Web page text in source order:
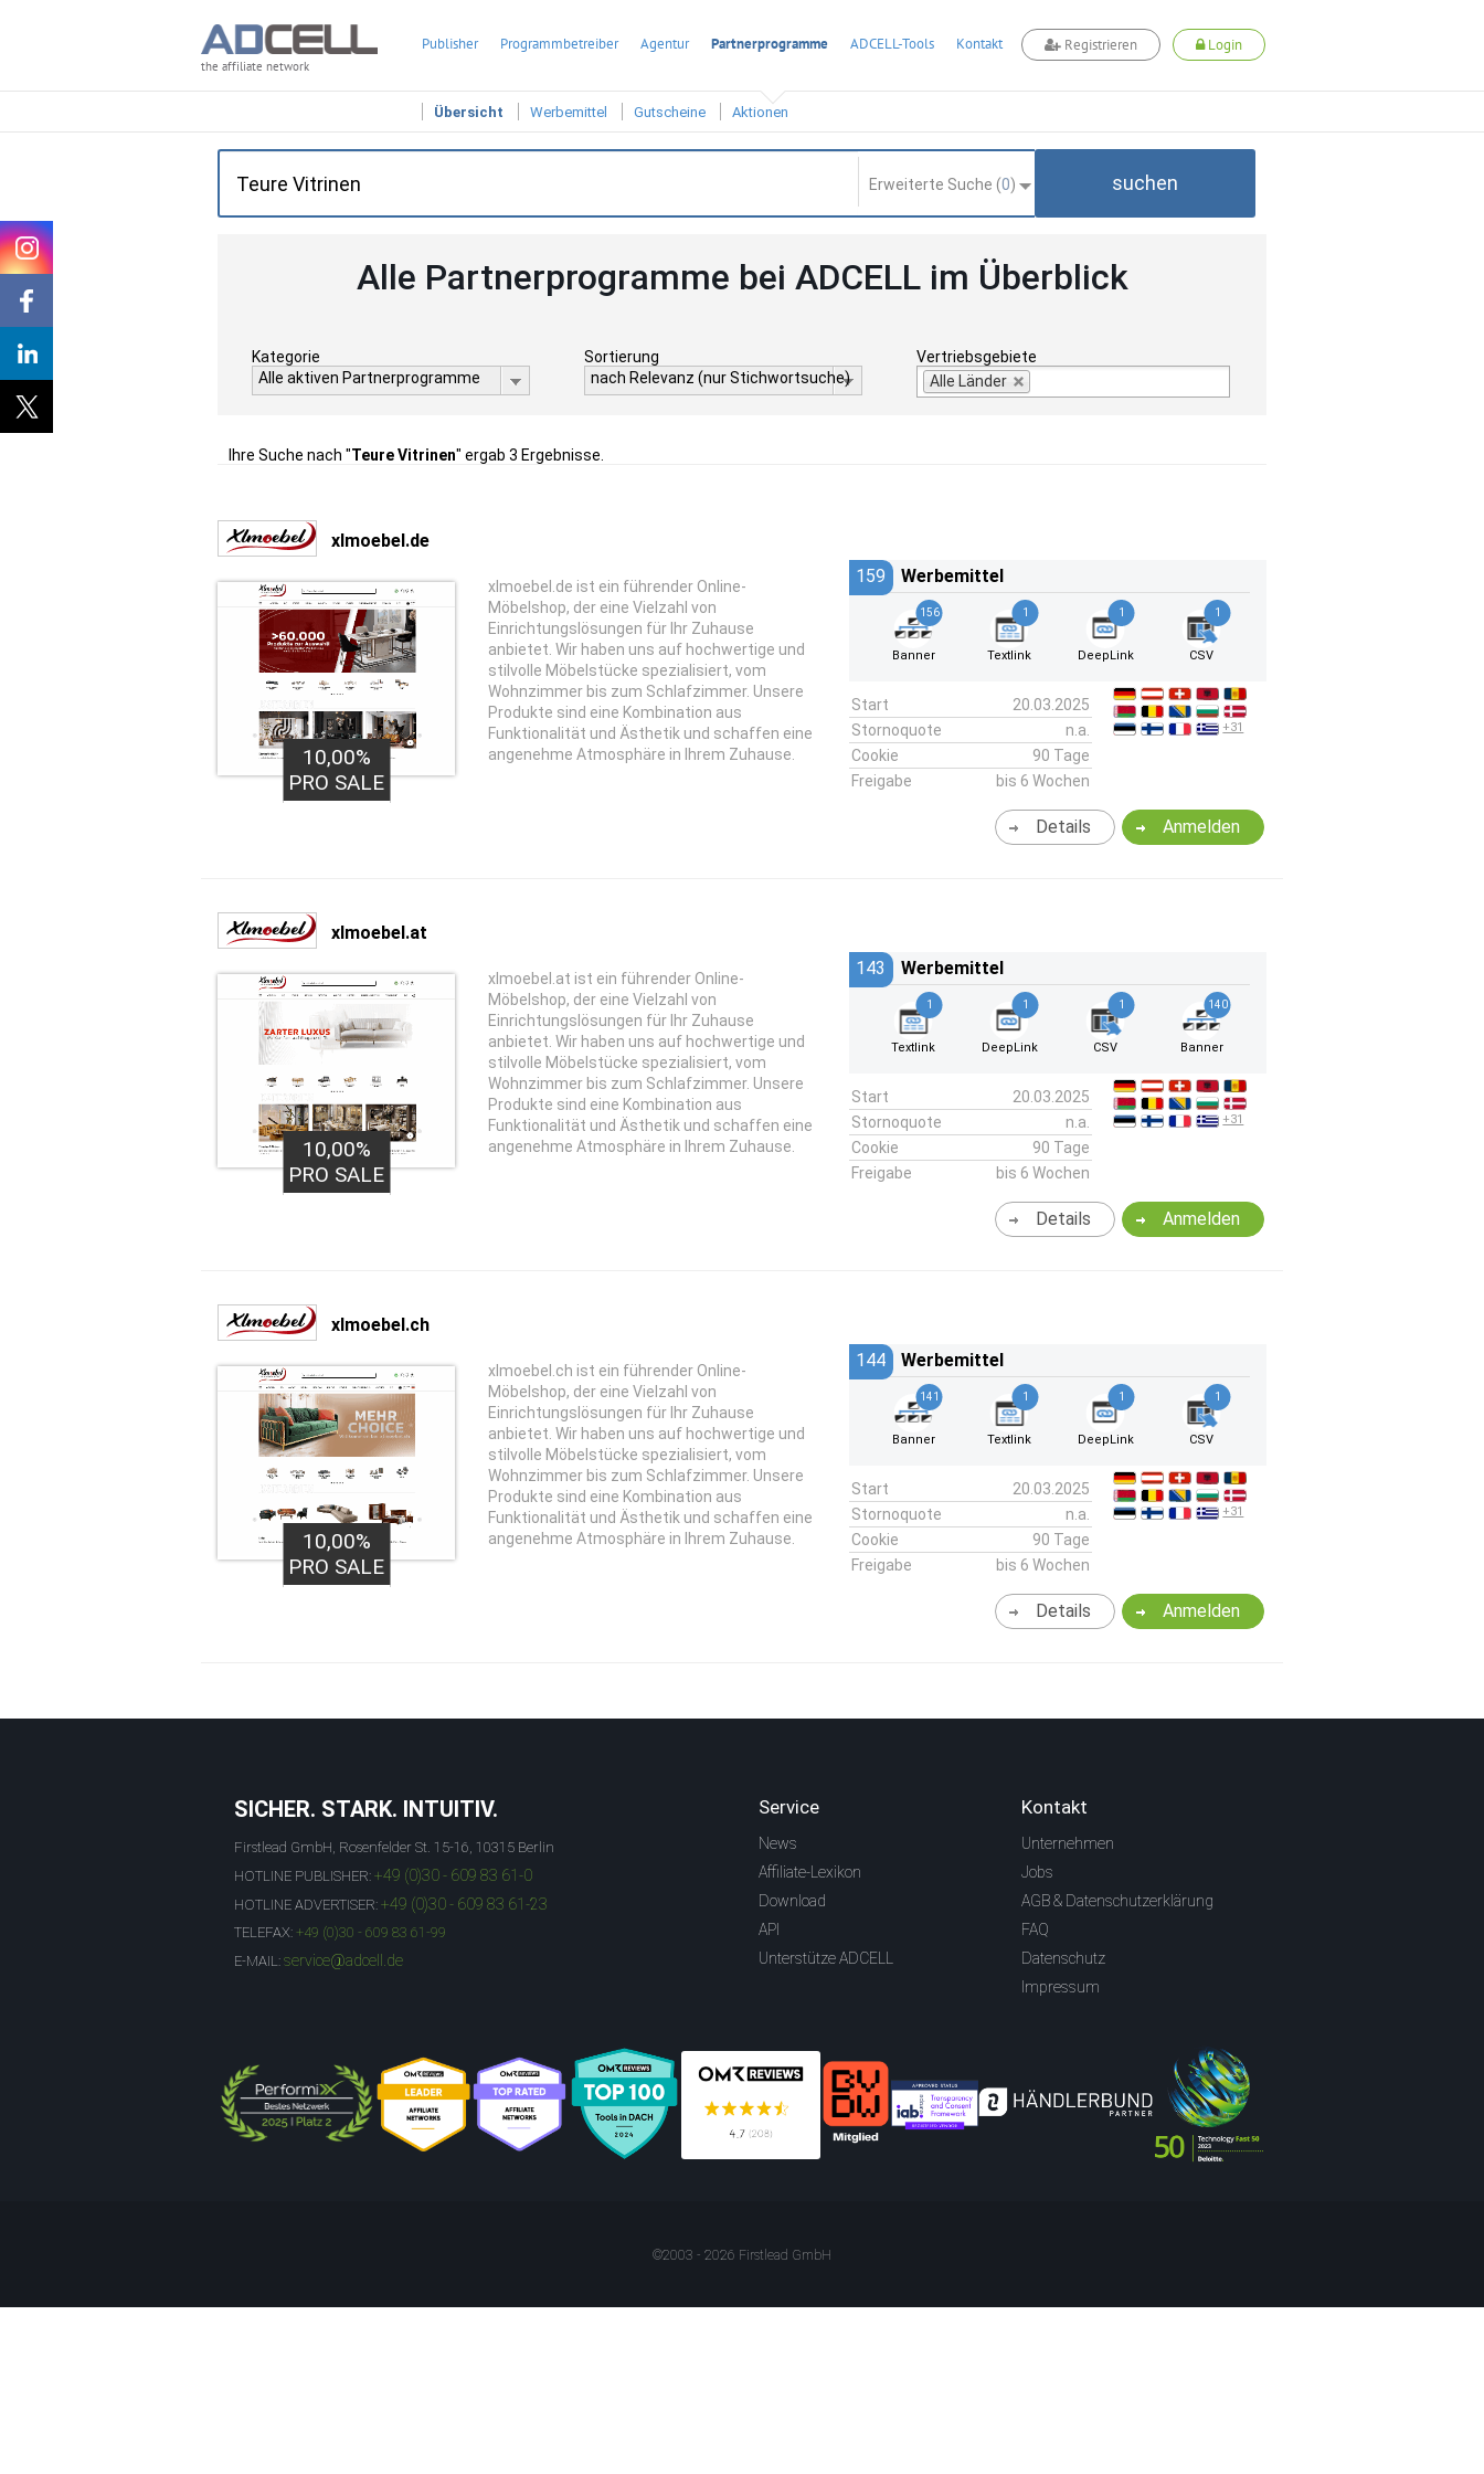
the affiliate network
Publisher Programmbetreiber Agentur Partnerprogramme ADCELL-Tools Kontakt Registrieren Login
Übersicht Werbemittel Gutscheine Aktionen
Erweiterte Suche (0) suchen
Alle Partnerprogramme bei ADCELL im Überblick
Kategorie
Alle aktiven Partnerprogramme
Sortierung
nach Relevanz (nur Stichwortsuche)
Vertriebsgebiete
Alle Länder
Ihre Suche nach "Teure Vitrinen" ergab 3 Ergebnisse.
xlmoebel.de
10,00%
PRO SALE
xlmoebel.de ist ein führender Online-
Möbelshop, der eine Vielzahl von
Einrichtungslösungen für Ihr Zuhause
anbietet. Wir haben uns auf hochwertige und
stilvolle Möbelstücke spezialisiert, vom
Wohnzimmer bis zum Schlafzimmer. Unsere
Produkte sind eine Kombination aus
Funktionalität und Ästhetik und schaffen eine
angenehme Atmosphäre in Ihrem Zuhause.
159 Werbemittel
156
Banner
1
Textlink
1
DeepLink
1
CSV
Start
20.03.2025
Stornoquote
n.a.
Cookie
90 Tage
Freigabe
bis 6 Wochen
+31
Anmelden
Details
xlmoebel.at
10,00%
PRO SALE
xlmoebel.at ist ein führender Online-
Möbelshop, der eine Vielzahl von
Einrichtungslösungen für Ihr Zuhause
anbietet. Wir haben uns auf hochwertige und
stilvolle Möbelstücke spezialisiert, vom
Wohnzimmer bis zum Schlafzimmer. Unsere
Produkte sind eine Kombination aus
Funktionalität und Ästhetik und schaffen eine
angenehme Atmosphäre in Ihrem Zuhause.
143 Werbemittel
1
Textlink
1
DeepLink
1
CSV
140
Banner
Start
20.03.2025
Stornoquote
n.a.
Cookie
90 Tage
Freigabe
bis 6 Wochen
+31
Anmelden
Details
xlmoebel.ch
10,00%
PRO SALE
xlmoebel.ch ist ein führender Online-
Möbelshop, der eine Vielzahl von
Einrichtungslösungen für Ihr Zuhause
anbietet. Wir haben uns auf hochwertige und
stilvolle Möbelstücke spezialisiert, vom
Wohnzimmer bis zum Schlafzimmer. Unsere
Produkte sind eine Kombination aus
Funktionalität und Ästhetik und schaffen eine
angenehme Atmosphäre in Ihrem Zuhause.
144 Werbemittel
141
Banner
1
Textlink
1
DeepLink
1
CSV
Start
20.03.2025
Stornoquote
n.a.
Cookie
90 Tage
Freigabe
bis 6 Wochen
+31
Anmelden
Details
SICHER. STARK. INTUITIV.
Firstlead GmbH, Rosenfelder St. 15-16, 10315 Berlin
HOTLINE PUBLISHER: +49 (0)30 - 609 83 61-0
HOTLINE ADVERTISER: +49 (0)30 - 609 83 61-23
TELEFAX: +49 (0)30 - 609 83 61-99
E-MAIL: service@adcell.de
Service
News
Affiliate-Lexikon
Download
API
Unterstütze ADCELL
Kontakt
Unternehmen
Jobs
AGB & Datenschutzerklärung
FAQ
Datenschutz
Impressum
©2003 - 2026 Firstlead GmbH